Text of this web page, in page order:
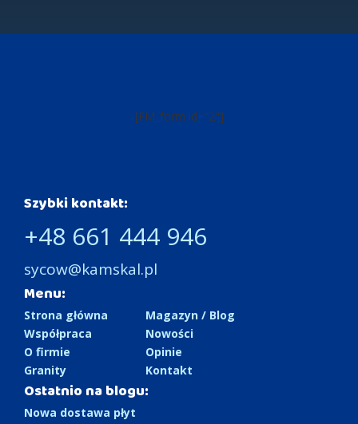
[FM_form id="2"]
Szybki kontakt:
+48 661 444 946
sycow@kamskal.pl
Menu:
Strona główna
Współpraca
O firmie
Granity
Magazyn / Blog
Nowości
Opinie
Kontakt
Ostatnio na blogu:
Nowa dostawa płyt